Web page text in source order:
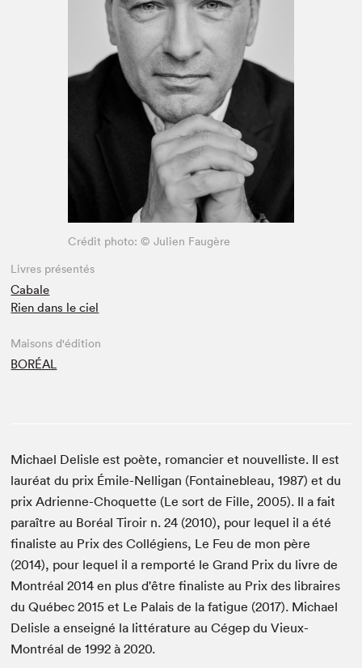
Espace médias
Crédit photo: © Julien Faugère
Livres présentés
Cabale
Rien dans le ciel
Maisons d'édition
BORÉAL
Michael Delisle est poète, romancier et nouvelliste. Il est
lauréat du prix Émile-Nelligan (Fontainebleau, 1987) et du
prix Adrienne-Choquette (Le sort de Fille, 2005). Il a fait
paraître au Boréal Tiroir n. 24 (2010), pour lequel il a été
finaliste au Prix des Collégiens, Le Feu de mon père
(2014), pour lequel il a remporté le Grand Prix du livre de
Montréal 2014 en plus d'être finaliste au Prix des libraires
du Québec 2015 et Le Palais de la fatigue (2017). Michael
Delisle a enseigné la littérature au Cégep du Vieux-
Montréal de 1992 à 2020.